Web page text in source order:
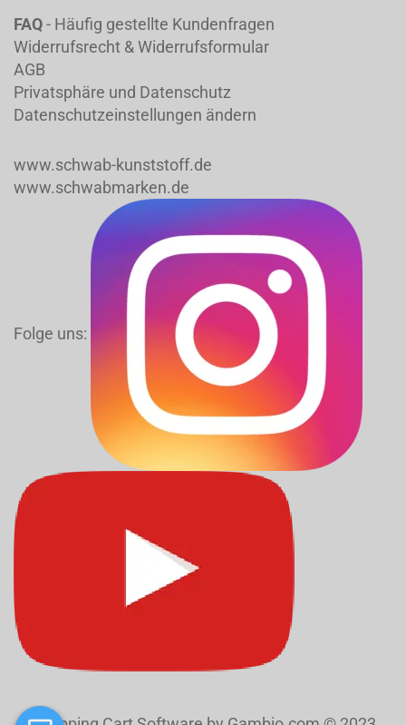
FAQ- Häufig gestellte Kundenfragen
Widerrufsrecht & Widerrufsformular
AGB
Privatsphäre und Datenschutz
Datenschutzeinstellungen ändern
www.schwab-kunststoff.de
www.schwabmarken.de
Folge uns: